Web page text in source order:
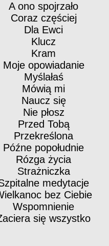
A ono spojrzało
Coraz częściej
Dla Ewci
Klucz
Kram
Moje opowiadanie
Myślałaś
Mówią mi
Naucz się
Nie płosz
Przed Tobą
Przekreślona
Późne popołudnie
Rózga życia
Strażniczka
medytacje
bez Ciebie
Wspomnienie
się wszystko